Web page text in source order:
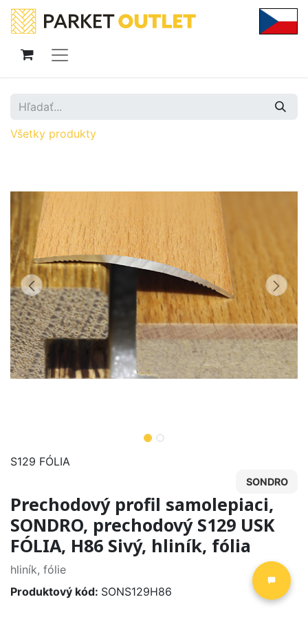
Všetky produkty
S129 FÓLIA
SONDRO
Prechodový profil samolepiaci,
SONDRO, prechodový S129 USK
FÓLIA, H86 Sivý, hliník, fólia
hliník, fólie
Produktový kód: SONS129H86